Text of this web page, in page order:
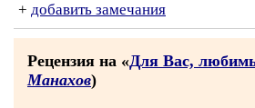
+ добавить замечания
Рецензия на «Для Вас,
Манахов)